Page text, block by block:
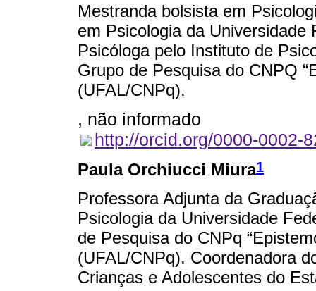
Mestranda bolsista em
em Psicologia da
Psicóloga pelo Instituto de
Grupo de Pesquisa do CNPQ
(UFAL/CNPq).
, não informado
http://orcid.org/0000-0002-
Paula Orchiucci Miura1
Professora Adjunta da
Psicologia da Universidade
de Pesquisa do CNPq
(UFAL/CNPq). Coordenadora
Crianças e Adolescentes do